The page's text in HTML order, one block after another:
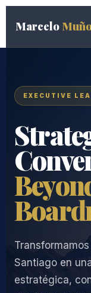
Marcelo
EXECUTIVE
Santiago en
estratégica,